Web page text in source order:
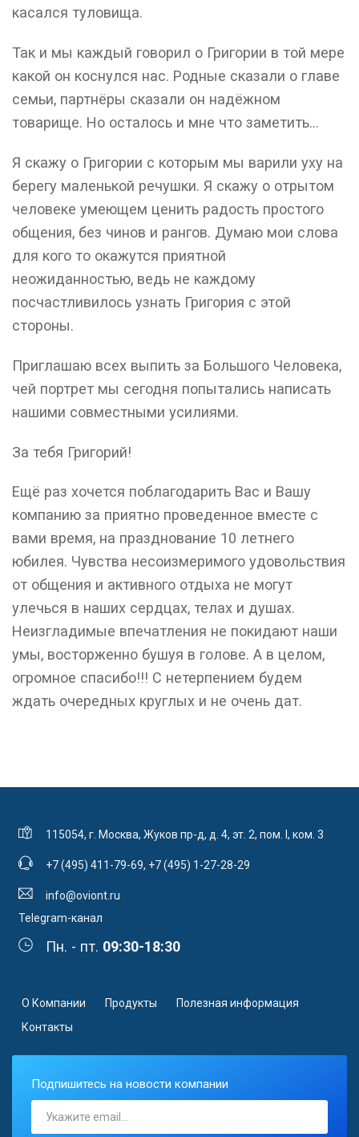
касался туловища.
Так и мы каждый говорил о Григории в той мере
какой он коснулся нас. Родные сказали о главе
семьи, партнёры сказали он надёжном
товарище. Но осталось и мне что заметить...
Я скажу о Григории с которым мы варили уху на
берегу маленькой речушки. Я скажу о отрытом
человеке умеющем ценить радость простого
общения, без чинов и рангов. Думаю мои слова
для кого то окажутся приятной
неожиданностью, ведь не каждому
посчастливилось узнать Григория с этой
стороны.
Приглашаю всех выпить за Большого Человека,
чей портрет мы сегодня попытались написать
нашими совместными усилиями.
За тебя Григорий!
Ещё раз хочется поблагодарить Вас и Вашу
компанию за приятно проведенное вместе с
вами время, на празднование 10 летнего
юбилея. Чувства несоизмеримого удовольствия
от общения и активного отдыха не могут
улечься в наших сердцах, телах и душах.
Неизгладимые впечатления не покидают наши
умы, восторженно бушуя в голове. А в целом,
огромное спасибо!!! С нетерпением будем
ждать очередных круглых и не очень дат.
115054, г. Москва, Жуков пр-д, д. 4, эт. 2, пом. I, ком. 3
+7 (495) 411-79-69, +7 (495) 1-27-28-29
info@oviont.ru
Telegram-канал
Пн. - пт. 09:30-18:30
О Компании Продукты
Полезная информация
Контакты
Подпишитесь на новости компании